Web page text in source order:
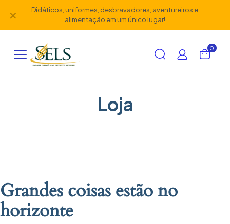
Didáticos, uniformes, desbravadores, aventureiros e
alimentação em um único lugar!
✕
0
Loja
Grandes coisas estão no
horizonte